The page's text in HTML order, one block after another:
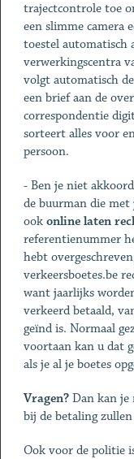
trajectcontrole toe
een slimme camera
toestel automatisch
verwerkingscentra
volgt automatisch
een brief aan de
correspondentie
sorteert alles voor
persoon.
- Ben je niet
de buurman die met
ook online laten
referentienummer
hebt
verkeersboetes.be
want jaarlijks
verkeerd betaald,
geïnd is. Normaal
voortaan kan u dat
als je al je boetes
Vragen?Dan kan je
bij de betaling zullen
Ook voor de politie